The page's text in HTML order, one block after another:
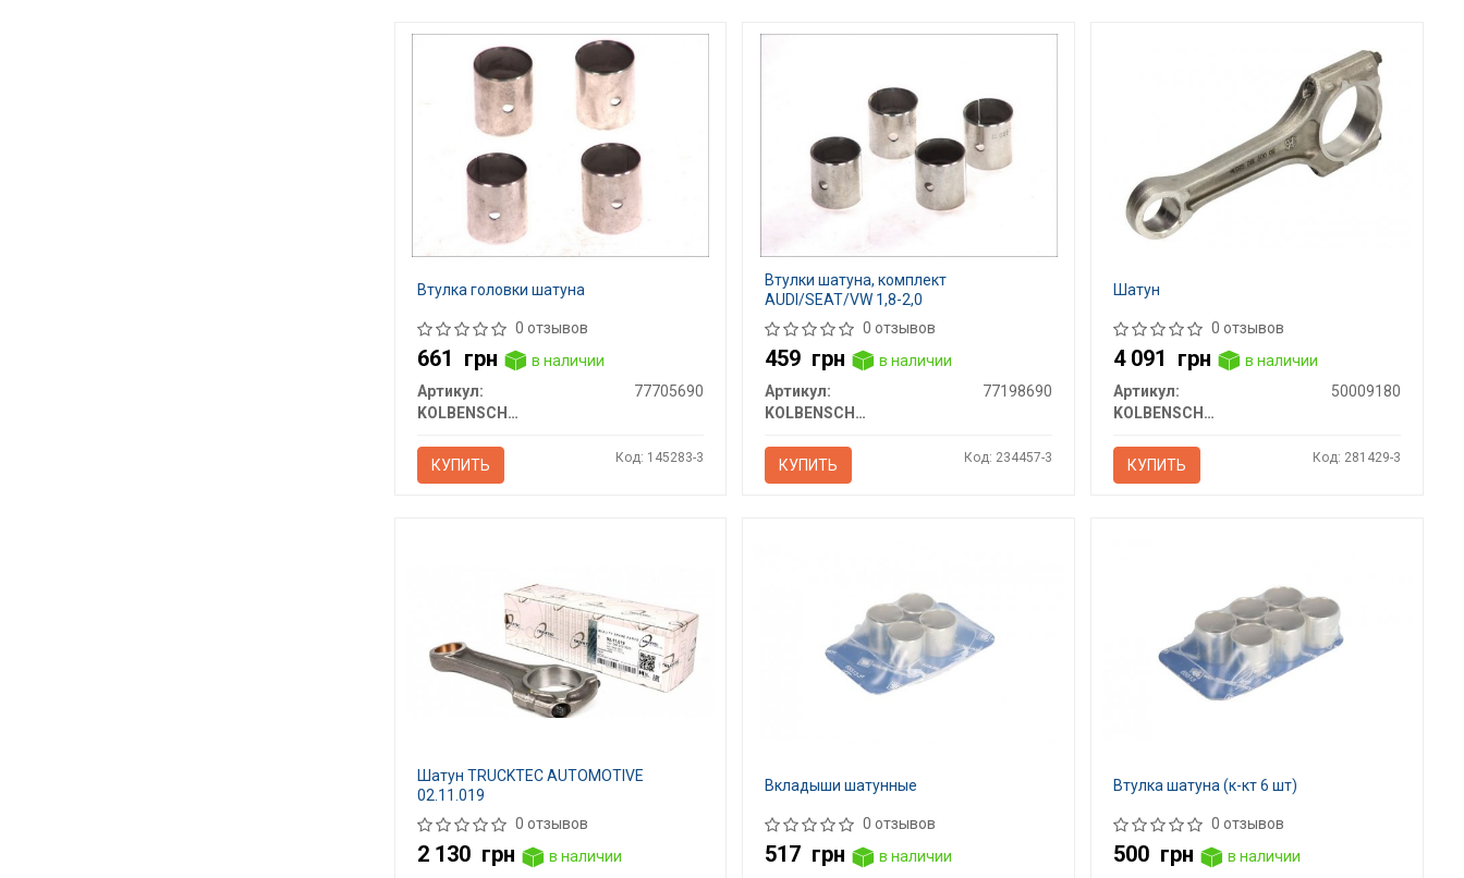
Втулка головки шатуна
0 отзывов
661 грн
в наличии
Артикул:
77705690
KOLBENSCHMIDT
КУПИТЬ Код: 145283-3
Втулки шатуна, комплект
AUDI/SEAT/VW 1,8-2,0
0 отзывов
459 грн
в наличии
Артикул:
77198690
KOLBENSCHMIDT
КУПИТЬ Код: 234457-3
Шатун
0 отзывов
4 091 грн
в наличии
Артикул:
50009180
KOLBENSCHMIDT
КУПИТЬ Код: 281429-3
Шатун TRUCKTEC AUTOMOTIVE
02.11.019
0 отзывов
2 130 грн
в наличии
Вкладыши шатунные
0 отзывов
517 грн
в наличии
Втулка шатуна (к-кт 6 шт)
0 отзывов
500 грн
в наличии